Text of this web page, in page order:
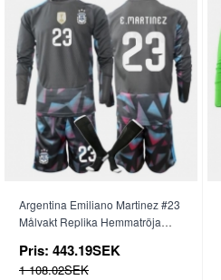
Argentina Emiliano Martinez #23
Målvakt Replika Hemmatröja
byxor)
Pris: 443.19SEK
1 108.02SEK